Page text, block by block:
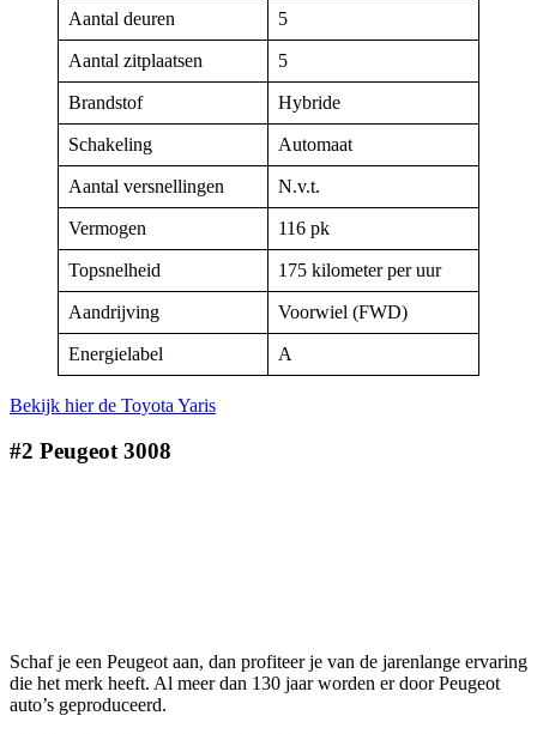
Aantal deuren 5
Aantal zitplaatsen 5
Brandstof Hybride
Schakeling Automaat
Aantal versnellingen N.v.t.
Vermogen 116 pk
Topsnelheid 175 kilometer per uur
Aandrijving Voorwiel (FWD)
Energielabel A
Bekijk hier de Toyota Yaris
#2 Peugeot 3008
Schaf je een Peugeot aan, dan profiteer je van de jarenlange ervaring
die het merk heeft. Al meer dan 130 jaar worden er door Peugeot
auto’s geproduceerd.